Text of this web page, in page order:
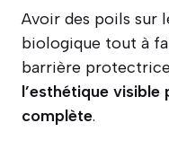
Avoir des poils sur
biologique tout à
barrière protectrice
l’esthétique visible
complète.